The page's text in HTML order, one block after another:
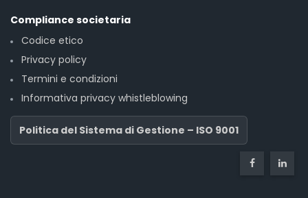
Compliance societaria
Codice etico
Privacy policy
Termini e condizioni
Informativa privacy whistleblowing
Politica del Sistema di Gestione – ISO 9001